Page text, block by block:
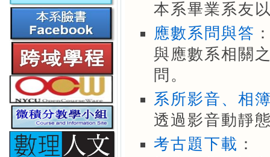
本系畢業系友
應數系問與答
與應數系相關
問。
系所影音、相
透過影音動靜
考古題下載 ：